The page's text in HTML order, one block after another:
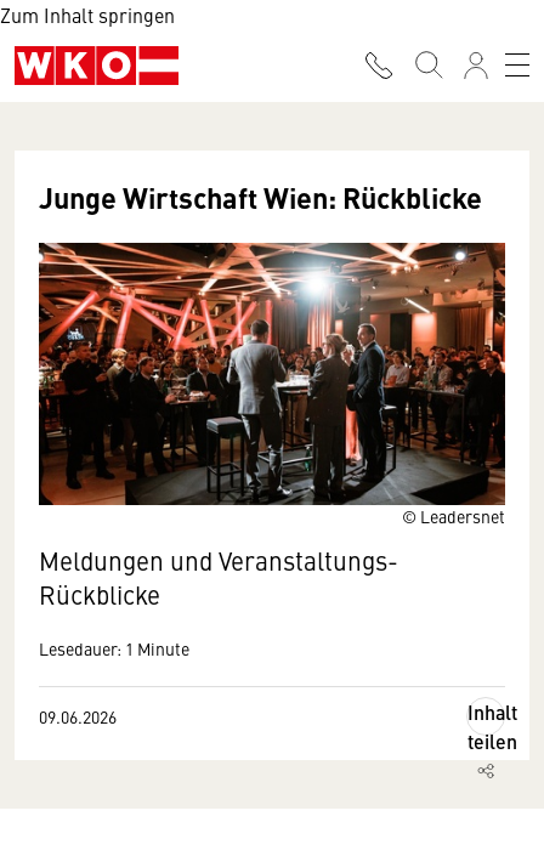
Zum Inhalt springen
© Leadersnet
Junge Wirtschaft Wien: Rückblicke
Meldungen und Veranstaltungs-
Rückblicke
Lesedauer: 1 Minute
09.06.2026
Inhalt
teilen